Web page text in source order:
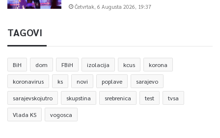
Četvrtak, 6 Augusta 2026, 19:37
TAGOVI
BiH dom FBiH izolacija kcus korona
koronavirus ks novi poplave sarajevo
sarajevskojutro skupstina srebrenica test tvsa
Vlada KS vogosca